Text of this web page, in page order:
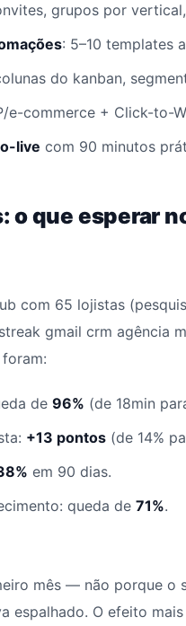
grupos por
: 5–10 templates
do kanban,
e-commerce + Click-to-
live com 90 minutos
o que esperar
com 65 lojistas
gmail crm agência
de 96% (de 18min
+13 pontos (de 14%
em 90 dias.
queda de 71%.
mês — não porque o
espalhado. O efeito